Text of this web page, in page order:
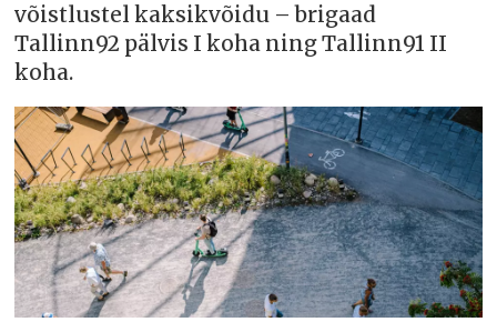
võistlustel kaksikvõidu – brigaad
Tallinn92 pälvis I koha ning Tallinn91 II
koha.